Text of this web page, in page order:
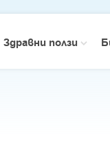
Здравни ползи